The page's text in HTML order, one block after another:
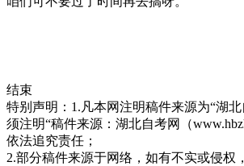
结束
特别声明：1.凡本网注明稿件来源为“湖
须注明“稿件来源：湖北自考网（
依法追究责任；
2.部分稿件来源于网络，如有不实或侵权